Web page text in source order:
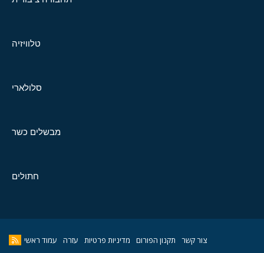
טלוויזיה
סלולארי
מבשלים כשר
חתולים
צור קשר תקנון הפורום מדיניות פרטיות עזרה עמוד ראשי